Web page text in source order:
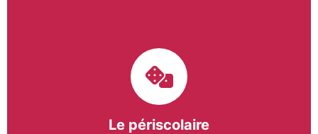
Le périscolaire
bergeracois. A travers les Temps d’Activités
Périscolaires (TAP) et les Pauses Méridiennes, nous
apportons une réponse adaptée et individualisée